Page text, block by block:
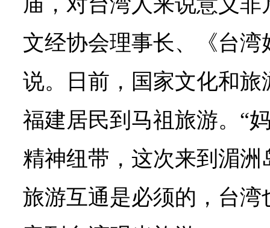
文经协会理事长、《台
说。日前，国家文化和
福建居民到马祖旅游。“
精神纽带，这次来到湄
旅游互通是必须的，台